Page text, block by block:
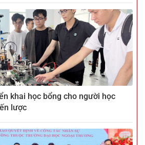
khai học bổng cho người học
lược